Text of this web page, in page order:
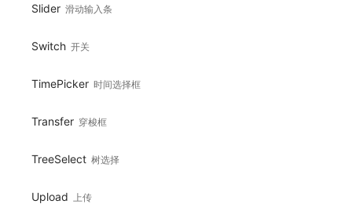
Slider 滑动输入条
Switch 开关
TimePicker 时间选择框
Transfer 穿梭框
TreeSelect 树选择
Upload 上传